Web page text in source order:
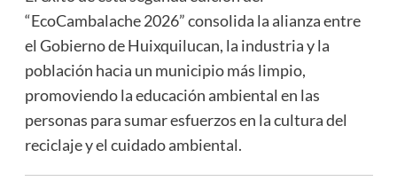
“EcoCambalache 2026” consolida la alianza entre
el Gobierno de Huixquilucan, la industria y la
población hacia un municipio más limpio,
promoviendo la educación ambiental en las
personas para sumar esfuerzos en la cultura del
reciclaje y el cuidado ambiental.